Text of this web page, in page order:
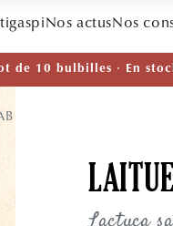
Nos actusNos
de 10 bulbilles · En